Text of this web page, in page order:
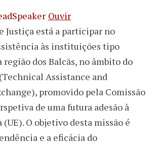
Ouvir
Justiça está a participar no
às instituições tipo
região dos Balcãs, no âmbito do
Assistance and
promovido pela Comissão
de uma futura adesão à
O objetivo desta missão é
e a eficácia do